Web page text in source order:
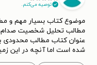
توصیه می‌کنم.
موضوع کتاب بسیار مهم و
مطالب تحلیل شخصیت
عنوان کتاب مطالب محدودی
شده است اما آنچه در این